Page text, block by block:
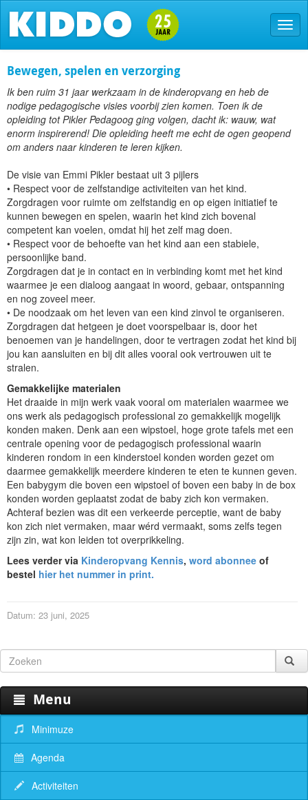
Bewegen, spelen en verzorging
Ik ben ruim 31 jaar werkzaam in de kinderopvang en heb de
nodige pedagogische visies voorbij zien komen. Toen ik de
opleiding tot Pikler Pedagoog ging volgen, dacht ik: wauw, wat
enorm inspirerend! Die opleiding heeft me echt de ogen geopend
om anders naar kinderen te leren kijken.
De visie van Emmi Pikler bestaat uit 3 pijlers
• Respect voor de zelfstandige activiteiten van het kind.
Zorgdragen voor ruimte om zelfstandig en op eigen initiatief te
kunnen bewegen en spelen, waarin het kind zich bovenal
competent kan voelen, omdat hij het zelf mag doen.
• Respect voor de behoefte van het kind aan een stabiele,
persoonlijke band.
Zorgdragen dat je in contact en in verbinding komt met het kind
waarmee je een dialoog aangaat in woord, gebaar, ontspanning
en nog zoveel meer.
• De noodzaak om het leven van een kind zinvol te organiseren.
Zorgdragen dat hetgeen je doet voorspelbaar is, door het
benoemen van je handelingen, door te vertragen zodat het kind bij
jou kan aansluiten en bij dit alles vooral ook vertrouwen uit te
stralen.
Gemakkelijke materialen
Het draaide in mijn werk vaak vooral om materialen waarmee we
ons werk als pedagogisch professional zo gemakkelijk mogelijk
konden maken. Denk aan een wipstoel, hoge grote tafels met een
centrale opening voor de pedagogisch professional waarin
kinderen rondom in een kinderstoel konden worden gezet om
daarmee gemakkelijk meerdere kinderen te eten te kunnen geven.
Een babygym die boven een wipstoel of boven een baby in de box
konden worden geplaatst zodat de baby zich kon vermaken.
Achteraf bezien was dit een verkeerde perceptie, want de baby
kon zich niet vermaken, maar wérd vermaakt, soms zelfs tegen
zijn zin, wat kon leiden tot overprikkeling.
Lees verder via Kinderopvang Kennis, word abonnee of
bestel hier het nummer in print.
Datum: 23 juni, 2025
Menu
Minimuze
Agenda
Activiteiten